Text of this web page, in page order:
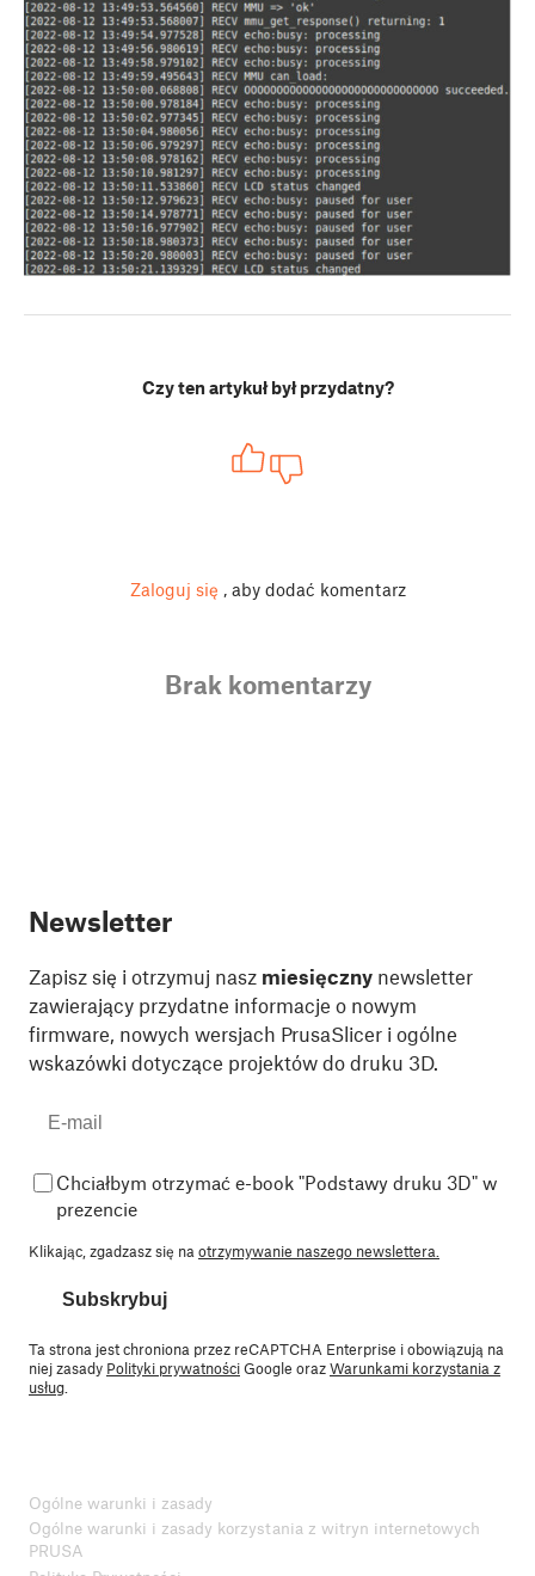
Czy ten artykuł był przydatny?
Zaloguj się , aby dodać komentarz
Brak komentarzy
Newsletter
Zapisz się i otrzymuj nasz miesięczny newsletter
zawierający przydatne informacje o nowym
firmware, nowych wersjach PrusaSlicer i ogólne
wskazówki dotyczące projektów do druku 3D.
Chciałbym otrzymać e-book "Podstawy druku 3D" w
prezencie
Klikając, zgadzasz się naotrzymywanie naszego newslettera.
Subskrybuj
Ta strona jest chroniona przez reCAPTCHA Enterprise i obowiązują na
niej zasady Polityki prywatnościGoogle orazWarunkami korzystania z
usług.
Ogólne warunki i zasady
Ogólne warunki i zasady korzystania z witryn internetowych
PRUSA